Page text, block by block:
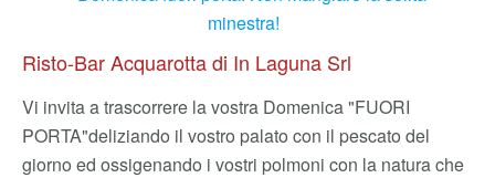
Risto-Bar Acquarotta di In Laguna Srl
Vi invita a trascorrere la vostra Domenica "FUORI
PORTA"deliziando il vostro palato con il pescato del
giorno ed ossigenando i vostri polmoni con la natura che